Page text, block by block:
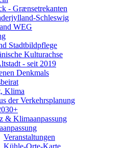
- Grænsetrekanten
Schleswig
WEG
Stadtbildpflege
Kulturachse
- seit 2019
Denkmals
Klima
der Verkehrsplanung
& Klimaanpassung
Veranstaltungen
Kühle-Orte-Karte